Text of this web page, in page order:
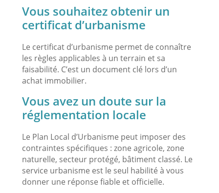
Vous souhaitez obtenir un
certificat d’urbanisme
Le certificat d’urbanisme permet de connaître
les règles applicables à un terrain et sa
faisabilité. C’est un document clé lors d’un
achat immobilier.
Vous avez un doute sur la
réglementation locale
Le Plan Local d’Urbanisme peut imposer des
contraintes spécifiques : zone agricole, zone
naturelle, secteur protégé, bâtiment classé. Le
service urbanisme est le seul habilité à vous
donner une réponse fiable et officielle.